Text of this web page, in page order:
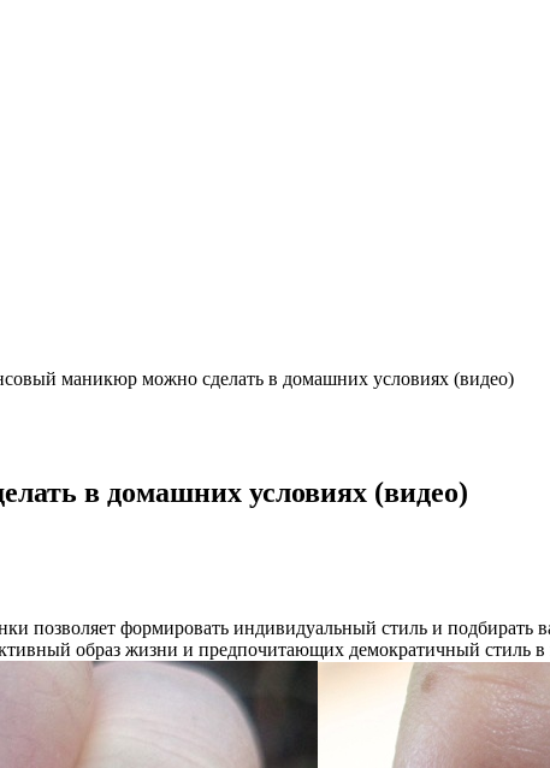
маникюр можно сделать в домашних условиях (видео)
в домашних условиях (видео)
позволяет формировать индивидуальный стиль и
образ жизни и предпочитающих демократичный стиль в